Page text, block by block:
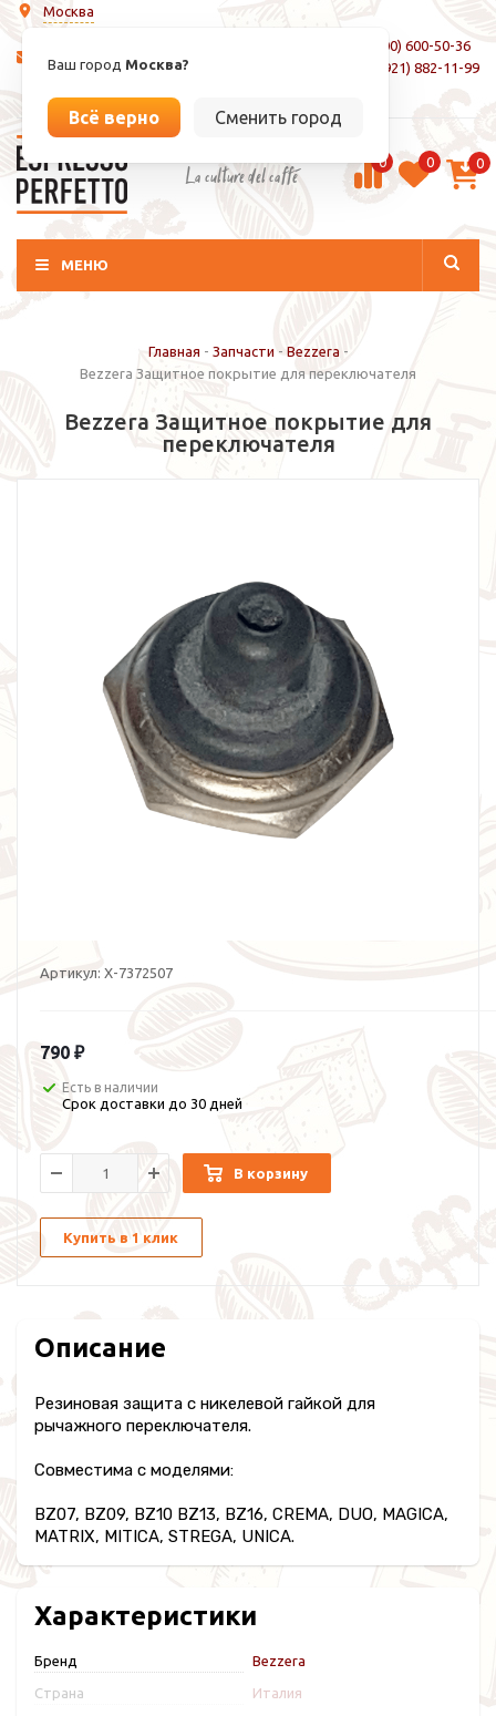
Москва
Ваш город Москва?
Всё верно Сменить город
info@espressoperfetto.ru
8 (800) 600-50-36
+7 (921) 882-11-99
La culture del caffé 0 0 0
МЕНЮ
Главная - Запчасти - Bezzera -
Bezzera Защитное покрытие для переключателя
Bezzera Защитное покрытие для
переключателя
Артикул: X-7372507
790 ₽
Есть в наличии
Срок доставки до 30 дней
В корзину
Купить в 1 клик
Описание
Резиновая защита с никелевой гайкой для
рычажного переключателя.
Совместима с моделями:
BZ07, BZ09, BZ10 BZ13, BZ16, CREMA, DUO, MAGICA,
MATRIX, MITICA, STREGA, UNICA.
Характеристики
Бренд Bezzera
Страна Италия